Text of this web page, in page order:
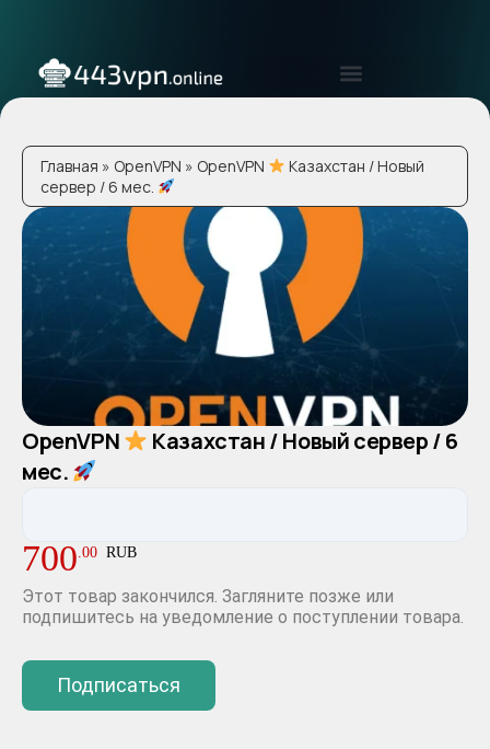
Главная » ОpenVPN » OpenVPN
Казахстан / Новый
сервер / 6 мес.
OpenVPN
Казахстан / Новый сервер / 6
мес.
700.00 RUB
Этот товар закончился. Загляните позже или
подпишитесь на уведомление о поступлении товара.
Подписаться
В корзину